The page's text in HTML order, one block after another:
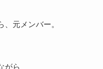
元メンバー。
がら